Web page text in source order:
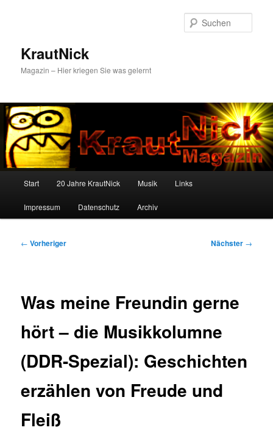
KrautNick
Magazin – Hier kriegen Sie was gelernt
Start 20 Jahre KrautNick Musik Links
Impressum Datenschutz Archiv
Beitragsnavigation
← Vorheriger Nächster →
Was meine Freundin gerne
hört – die Musikkolumne
(DDR-Spezial): Geschichten
erzählen von Freude und
Fleiß